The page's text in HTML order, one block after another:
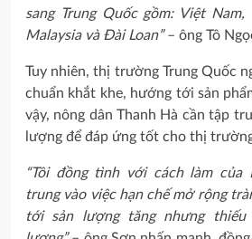
sang Trung Quốc gồm: Việt Nam,
Malaysia và Đài Loan”– ông Tô
Tuy nhiên, thị trường Trung Quốc
chuẩn khắt khe, hướng tới sản
vậy, nông dân Thanh Hà cần tập
lượng để đáp ứng tốt cho thị
“Tôi đồng tình với cách làm
trung vào việc hạn chế mở rộng
tới sản lượng tăng nhưng